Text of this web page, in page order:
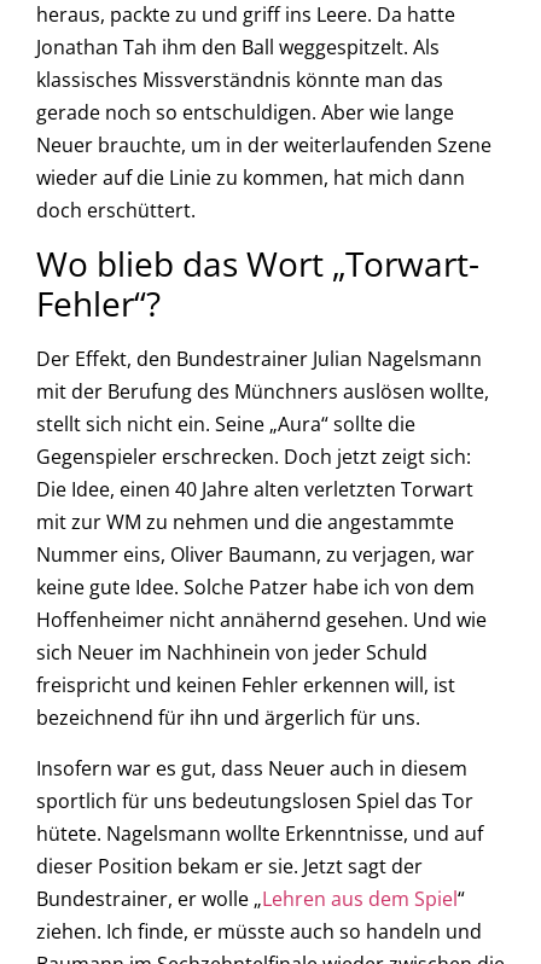
heraus, packte zu und griff ins Leere. Da hatte
Jonathan Tah ihm den Ball weggespitzelt. Als
klassisches Missverständnis könnte man das
gerade noch so entschuldigen. Aber wie lange
Neuer brauchte, um in der weiterlaufenden Szene
wieder auf die Linie zu kommen, hat mich dann
doch erschüttert.
Wo blieb das Wort „Torwart-
Fehler“?
Der Effekt, den Bundestrainer Julian Nagelsmann
mit der Berufung des Münchners auslösen wollte,
stellt sich nicht ein. Seine „Aura“ sollte die
Gegenspieler erschrecken. Doch jetzt zeigt sich:
Die Idee, einen 40 Jahre alten verletzten Torwart
mit zur WM zu nehmen und die angestammte
Nummer eins, Oliver Baumann, zu verjagen, war
keine gute Idee. Solche Patzer habe ich von dem
Hoffenheimer nicht annähernd gesehen. Und wie
sich Neuer im Nachhinein von jeder Schuld
freispricht und keinen Fehler erkennen will, ist
bezeichnend für ihn und ärgerlich für uns.
Insofern war es gut, dass Neuer auch in diesem
sportlich für uns bedeutungslosen Spiel das Tor
hütete. Nagelsmann wollte Erkenntnisse, und auf
dieser Position bekam er sie. Jetzt sagt der
Bundestrainer, er wolle „Lehren aus dem Spiel“
ziehen. Ich finde, er müsste auch so handeln und